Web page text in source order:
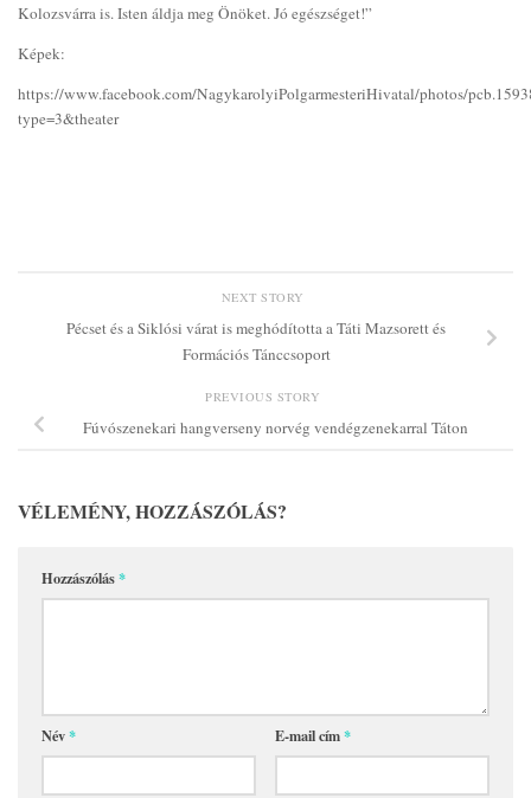
Kolozsvárra is. Isten áldja meg Önöket. Jó egészséget!”
Képek:
https://www.facebook.com/NagykarolyiPolgarmesteriHivatal/photos/
type=3&theater
NEXT STORY
Pécset és a Siklósi várat is meghódította a Táti Mazsorett és
Formációs Tánccsoport
PREVIOUS STORY
Fúvószenekari hangverseny norvég vendégzenekarral Táton
VÉLEMÉNY, HOZZÁSZÓLÁS?
Hozzászólás*
Név* E-mail cím*